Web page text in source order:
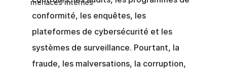
menaces internes
conformité, les enquêtes, les
plateformes de cybersécurité et les
systèmes de surveillance. Pourtant, la
fraude, les malversations, la corruption,